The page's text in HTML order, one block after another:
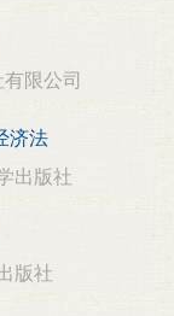
限公司
济法
出版社
版社